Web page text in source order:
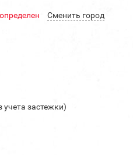
Cменить город
учета застежки)